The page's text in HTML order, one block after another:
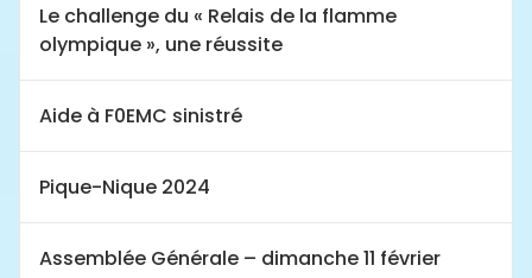
Le challenge du « Relais de la flamme
olympique », une réussite
Aide à F0EMC sinistré
Pique-Nique 2024
Assemblée Générale – dimanche 11 février